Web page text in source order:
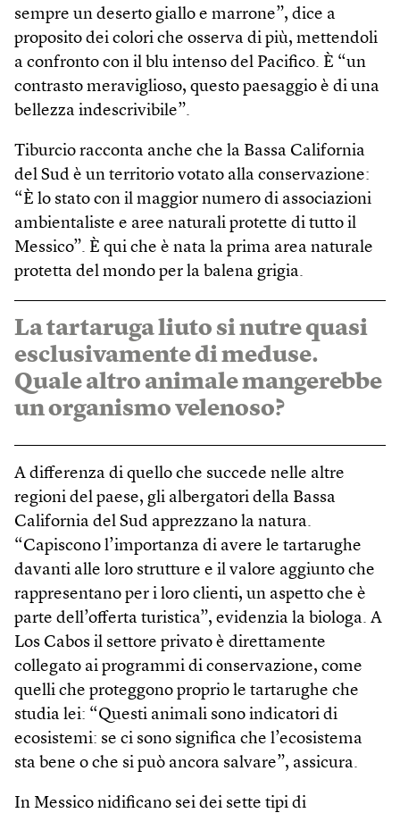
sempre un deserto giallo e marrone”, dice a
proposito dei colori che osserva di più, mettendoli
a confronto con il blu intenso del Pacifico. È “un
contrasto meraviglioso, questo paesaggio è di una
bellezza indescrivibile”.
Tiburcio racconta anche che la Bassa California
del Sud è un territorio votato alla conservazione:
“È lo stato con il maggior numero di associazioni
ambientaliste e aree naturali protette di tutto il
Messico”. È qui che è nata la prima area naturale
protetta del mondo per la balena grigia.
La tartaruga liuto si nutre quasi
esclusivamente di meduse.
Quale altro animale mangerebbe
un organismo velenoso?
A differenza di quello che succede nelle altre
regioni del paese, gli albergatori della Bassa
California del Sud apprezzano la natura.
“Capiscono l’importanza di avere le tartarughe
davanti alle loro strutture e il valore aggiunto che
rappresentano per i loro clienti, un aspetto che è
parte dell’offerta turistica”, evidenzia la biologa. A
Los Cabos il settore privato è direttamente
collegato ai programmi di conservazione, come
quelli che proteggono proprio le tartarughe che
studia lei: “Questi animali sono indicatori di
ecosistemi: se ci sono significa che l’ecosistema
sta bene o che si può ancora salvare”, assicura.
In Messico nidificano sei dei sette tipi di